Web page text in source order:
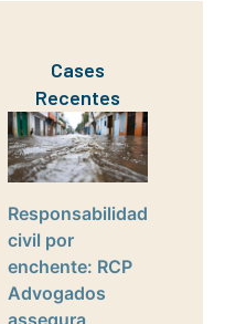
Cases
Recentes
Responsabilidade
civil por
enchente: RCP
Advogados
assegura